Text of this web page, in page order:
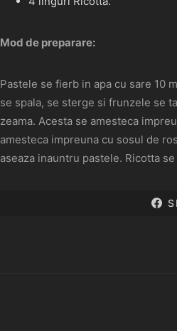
Mod de preparare:
Pastele se fierb in apa cu sare 10
se spala, se sterge si frunzele se
zeama. Acesta se amesteca
amesteca impreuna cu sosul de
aseaza inauntru pastele. Ricotta